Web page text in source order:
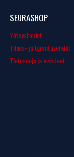
SEURASHOP
Yhteystiedot
Tilaus- ja toimitusehdot
Tietosuoja ja evästeet